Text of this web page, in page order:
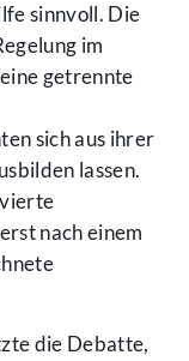
sinnvoll. Die
im
getrennte
sich aus ihrer
lassen.
nach einem
die Debatte,